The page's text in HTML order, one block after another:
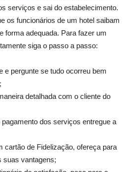
serviços e sai do estabelecimento.
os funcionários de um hotel saibam
forma adequada. Para fazer um
siga o passo a passo:
e pergunte se tudo ocorreu bem
detalhada com o cliente do
dos serviços entregue a
cartão de Fidelização, ofereça para
suas vantagens;